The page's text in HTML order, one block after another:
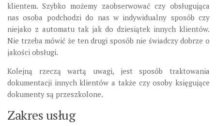
klientem. Szybko możemy zaobserwować czy obsługująca
nas osoba podchodzi do nas w indywidualny sposób czy
niejako z automatu tak jak do dziesiątek innych klientów.
Nie trzeba mówić że ten drugi sposób nie świadczy dobrze o
jakości obsługi.
Kolejną rzeczą wartą uwagi, jest sposób traktowania
dokumentacji innych klientów a także czy osoby księgujące
dokumenty są przeszkolone.
Zakres usług